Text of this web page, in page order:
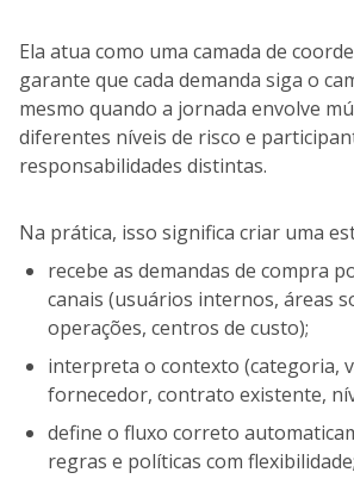
Ela atua como uma camada de
garante que cada demanda siga o
mesmo quando a jornada envolve
diferentes níveis de risco e
responsabilidades distintas.
Na prática, isso significa criar uma
recebe as demandas de compra
canais (usuários internos, áreas
operações, centros de custo);
interpreta o contexto (categoria,
fornecedor, contrato existente,
define o fluxo correto
regras e políticas com flexibilidade;